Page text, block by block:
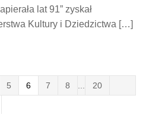
lat 91” zyskał
Kultury i Dziedzictwa […]
5 6 7 8
20